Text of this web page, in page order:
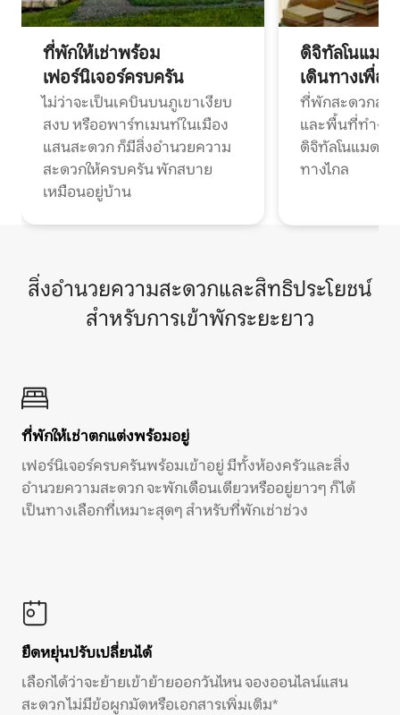
ที่พักให้เช่าพร้อม
เฟอร์นิเจอร์ครบครัน
ไม่ว่าจะเป็นเคบินบนภูเขาเงียบ
สงบ หรืออพาร์ทเมนท์ในเมือง
แสนสะดวก ก็มีสิ่งอำนวยความ
สะดวกให้ครบครัน พักสบาย
เหมือนอยู่บ้าน
ดิจิทัลโนแมด
เดินทางเพื่อ
ที่พักสะดวกสบ
และพื้นที่ทำงา
ดิจิทัลโนแมดแ
ทางไกล
สิ่งอำนวยความสะดวกและสิทธิประโยชน์
สำหรับการเข้าพักระยะยาว
ที่พักให้เช่าตกแต่งพร้อมอยู่
เฟอร์นิเจอร์ครบครันพร้อมเข้าอยู่ มีทั้งห้องครัวและสิ่ง
อำนวยความสะดวก จะพักเดือนเดียวหรืออยู่ยาวๆ ก็ได้
เป็นทางเลือกที่เหมาะสุดๆ สำหรับที่พักเช่าช่วง
ยืดหยุ่นปรับเปลี่ยนได้
เลือกได้ว่าจะย้ายเข้าย้ายออกวันไหน จองออนไลน์แสน
สะดวก ไม่มีข้อผูกมัดหรือเอกสารเพิ่มเติม*